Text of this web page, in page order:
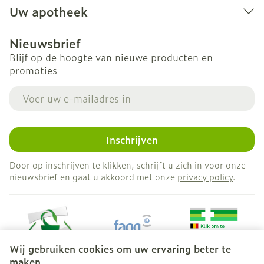
Wij gebruiken cookies om uw ervaring beter te
Uw apotheek
Nieuwsbrief
Blijf op de hoogte van nieuwe producten en
promoties
Inschrijven
Door op inschrijven te klikken, schrijft u zich in voor onze
nieuwsbrief en gaat u akkoord met onze privacy policy.